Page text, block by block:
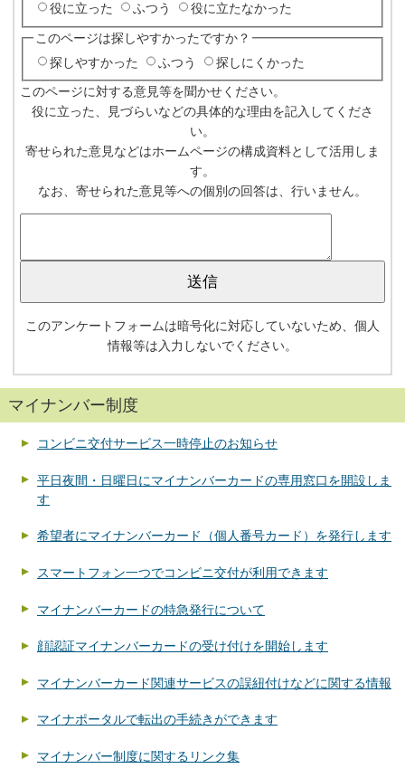
役に立った
ふつう 役に立たなかった
このページは探しやすかったですか？
探しやすかった
ふつう 探しにくかった
このページに対する意見等を聞かせください。
役に立った、見づらいなどの具体的な理由を記入してくださ
い。
寄せられた意見などはホームページの構成資料として活用しま
す。
なお、寄せられた意見等への個別の回答は、行いません。
このアンケートフォームは暗号化に対応していないため、個人
情報等は入力しないでください。
マイナンバー制度
コンビニ交付サービス一時停止のお知らせ
平日夜間・日曜日にマイナンバーカードの専用窓口を開設しま
す
希望者にマイナンバーカード（個人番号カード）を発行します
スマートフォン一つでコンビニ交付が利用できます
マイナンバーカードの特急発行について
顔認証マイナンバーカードの受け付けを開始します
マイナンバーカード関連サービスの誤紐付けなどに関する情報
マイナポータルで転出の手続きができます
マイナンバー制度に関するリンク集